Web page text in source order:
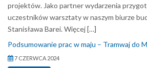
projektów. Jako partner wydarzenia
uczestników warsztaty w naszym biurze
Stanisława Barei. Więcej […]
Podsumowanie prac w maju – Tramwaj do
7 CZERWCA 2024